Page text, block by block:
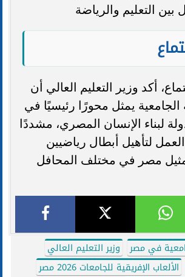
بين التعليم والرياضة
أكد وزير التعليم العالي أن
الجامعية يمثل محورًا رئيسيًا في
لبناء الإنسان المصري، مشددًا
لتأهيل أبطال رياضيين
مصر في مختلف المحافل
في مصر
وزير التعليم العالي
الألعاب الإفريقية للجامعات 2026 مصر